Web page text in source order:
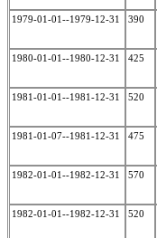
1979-01-01--1979-12-31 390
1980-01-01--1980-12-31 425
1981-01-01--1981-12-31 520
1981-01-07--1981-12-31 475
1982-01-01--1982-12-31 570
1982-01-01--1982-12-31 520